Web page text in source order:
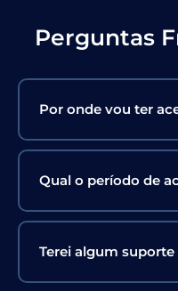
Perguntas
Por onde vou ter
Qual o período de
Terei algum